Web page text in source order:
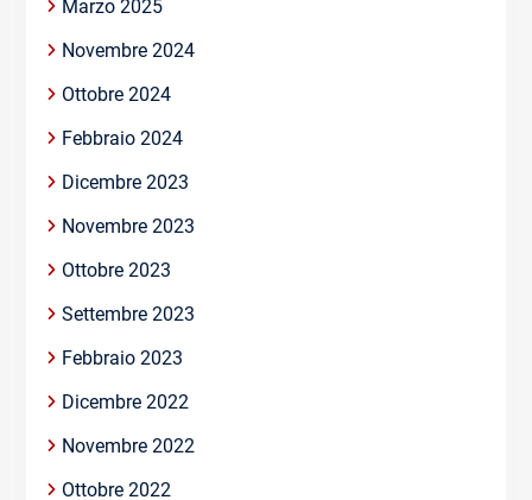
Marzo 2025
Novembre 2024
Ottobre 2024
Febbraio 2024
Dicembre 2023
Novembre 2023
Ottobre 2023
Settembre 2023
Febbraio 2023
Dicembre 2022
Novembre 2022
Ottobre 2022